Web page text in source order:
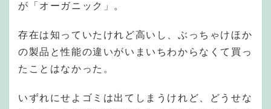
が「オーガニック」。
存在は知っていたけれど高いし、ぶっちゃけほか
の製品と性能の違いがいまいちわからなくて買っ
たことはなかった。
いずれにせよゴミは出てしまうけれど、どうせな